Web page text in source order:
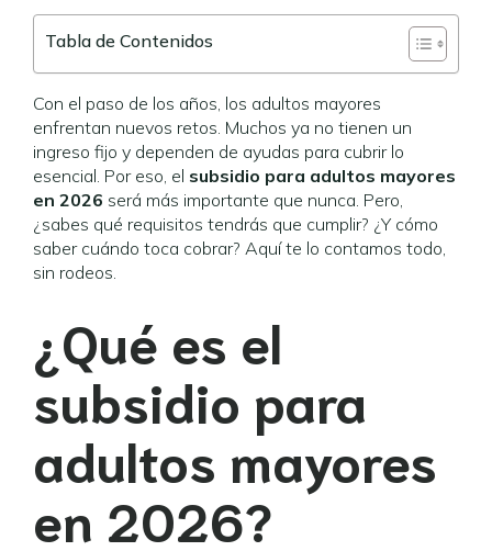
Tabla de Contenidos
Con el paso de los años, los adultos mayores
enfrentan nuevos retos. Muchos ya no tienen un
ingreso fijo y dependen de ayudas para cubrir lo
esencial. Por eso, el subsidio para adultos mayores
en 2026 será más importante que nunca. Pero,
¿sabes qué requisitos tendrás que cumplir? ¿Y cómo
saber cuándo toca cobrar? Aquí te lo contamos todo,
sin rodeos.
¿Qué es el
subsidio para
adultos mayores
en 2026?